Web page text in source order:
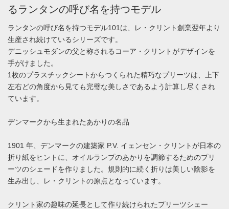
るランタンの呼び名を持つモデル
ランタンの呼び名を持つモデル101は、レ・クリント創業翌年より
生産され続けているシリーズです。
デニッシュモダンの父と称されるコーア・クリントがデザインを
手がけました。
1枚のプラスチックシートからつくられた精巧なプリーツは、上下
左右どの角度から見ても完璧な美しさであるよう計算し尽くされ
ています。
デンマークから生まれたあかりの名品
1901 年、デンマークの建築家 P.V. イェンセン・クリントが日本の
折り紙をヒントに、オイルランプのあかりを調節するためのプリ
ーツのシェードを作りました。規則的に続く折りは美しい陰影を
生み出し、レ・クリントの原点となっています。
クリント家の趣味の延長として作り続けられたプリーツシェー